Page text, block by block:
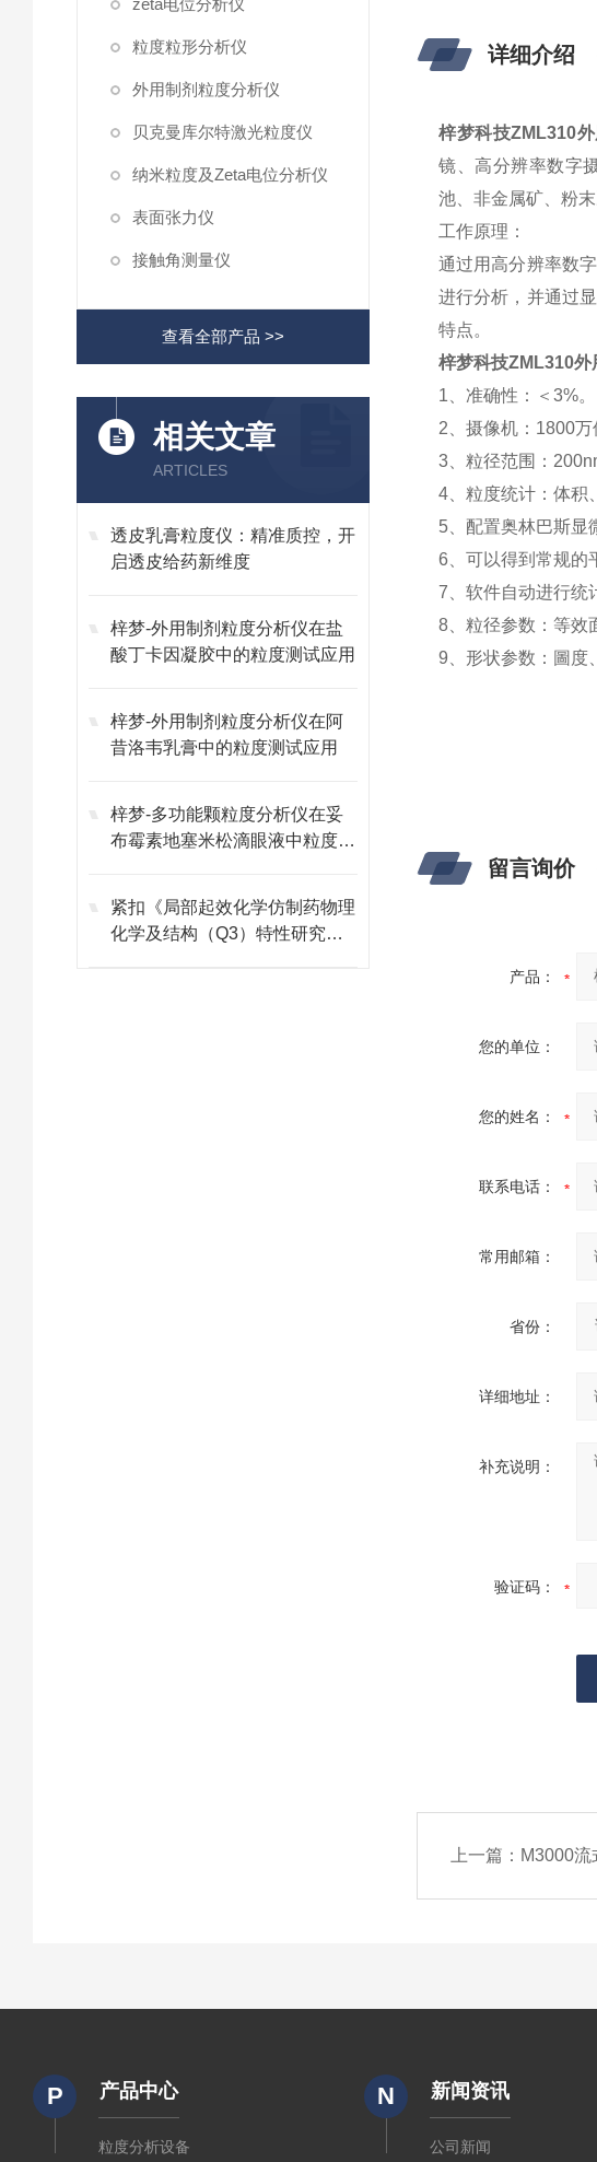
zeta电位分析仪
粒度粒形分析仪
外用制剂粒度分析仪
贝克曼库尔特激光粒度仪
纳米粒度及Zeta电位分析仪
表面张力仪
接触角测量仪
查看全部产品 >>
相关文章
ARTICLES
透皮乳膏粒度仪：精准质控，开
启透皮给药新维度
梓梦-外用制剂粒度分析仪在盐
酸丁卡因凝胶中的粒度测试应用
梓梦-外用制剂粒度分析仪在阿
昔洛韦乳膏中的粒度测试应用
梓梦-多功能颗粒度分析仪在妥
布霉素地塞米松滴眼液中粒度测
紧扣《局部起效化学仿制药物理
化学及结构（Q3）特性研究技
详细介绍
梓梦科技ZML310
镜、高分辨率数字
池、非金属矿、粉
工作原理：
通过用高分辨率数
进行分析，并通过
特点。
梓梦科技ZML310外
1、准确性：＜3%。
2、摄像机：1800万
3、粒径范围：
4、粒度统计：体积
5、配置奥林巴斯显
6、可以得到常规的
7、软件自动进行统
8、粒径参数：等效
9、形状参数：圖度
留言询价
产品：
您的单位：
您的姓名：
联系电话：
常用邮箱：
省份：
详细地址：
补充说明：
验证码：
上一篇： M3000
P 产品中心
粒度分析设备
N 新闻资讯
公司新闻